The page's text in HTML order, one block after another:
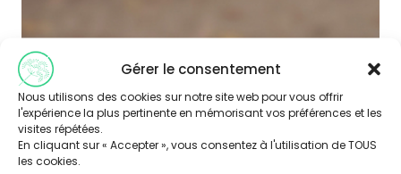
Gérer le consentement
Nous utilisons des cookies sur notre site web pour vous offrir
l'expérience la plus pertinente en mémorisant vos préférences et les
visites répétées.
En cliquant sur « Accepter », vous consentez à l'utilisation de TOUS
les cookies.